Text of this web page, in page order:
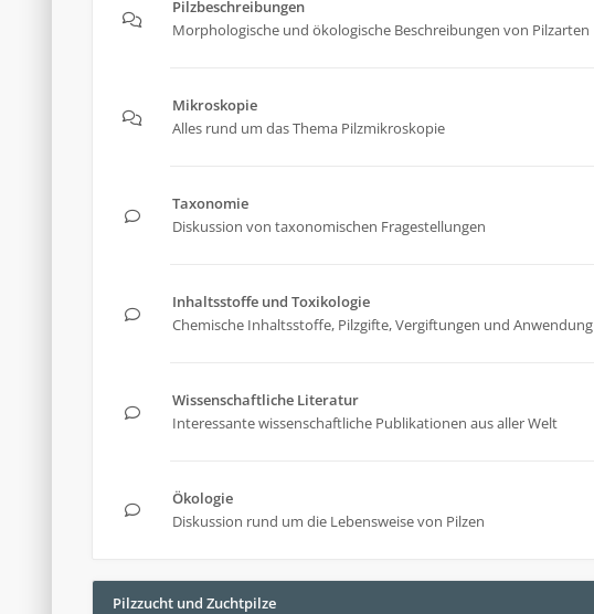
Pilzbeschreibungen
Morphologische und ökologische Beschreibungen von Pilzarten
Mikroskopie
Alles rund um das Thema Pilzmikroskopie
Taxonomie
Diskussion von taxonomischen Fragestellungen
Inhaltsstoffe und Toxikologie
Chemische Inhaltsstoffe, Pilzgifte, Vergiftungen und Anwendung
Wissenschaftliche Literatur
Interessante wissenschaftliche Publikationen aus aller Welt
Ökologie
Diskussion rund um die Lebensweise von Pilzen
Pilzzucht und Zuchtpilze